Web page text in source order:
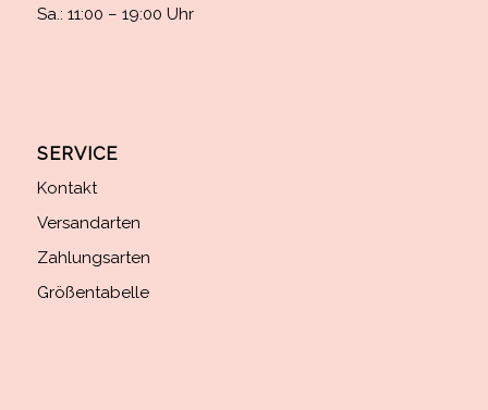
Sa.: 11:00 – 19:00 Uhr
SERVICE
Kontakt
Versandarten
Zahlungsarten
Größentabelle